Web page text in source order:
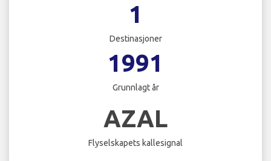
1
Destinasjoner
1991
Grunnlagt år
AZAL
Flyselskapets kallesignal